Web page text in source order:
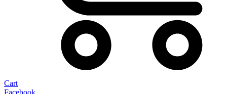
Cart
Facebook